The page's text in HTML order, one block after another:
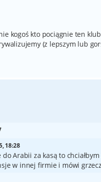
kogoś kto pociągnie ten
(z lepszym lub
18:28
do Arabii za kasą to
w innej firmie i mówi